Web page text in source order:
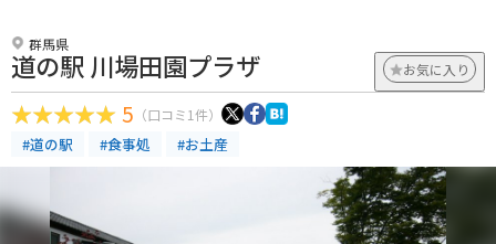
群馬県
道の駅 川場田園プラザ お気に入り
5 （口コミ1件）
#道の駅 #食事処 #お土産